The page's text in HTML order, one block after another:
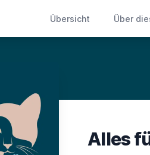
Übersicht Über
Alles